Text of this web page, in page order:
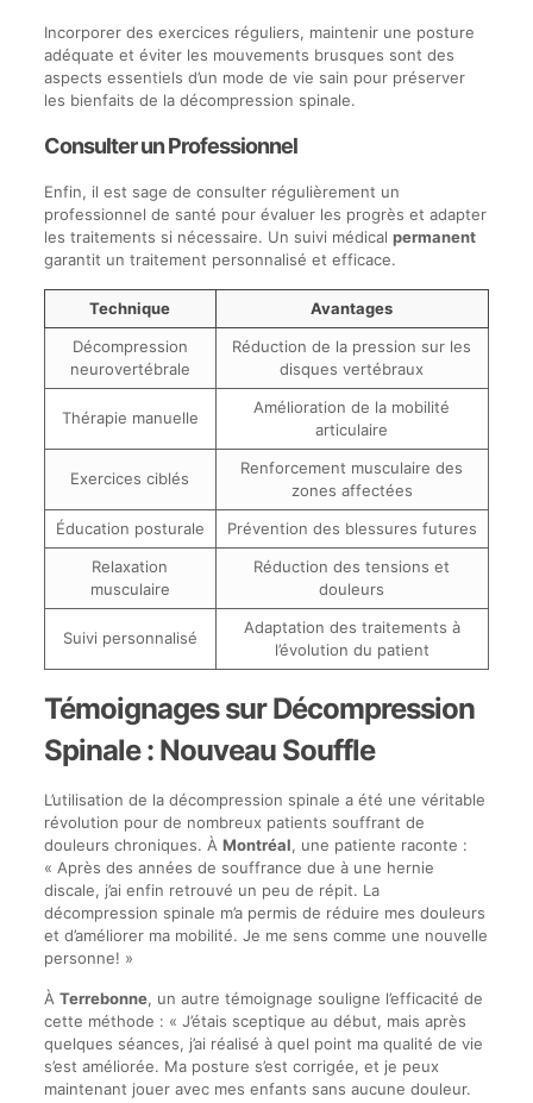
Incorporer des exercices réguliers, maintenir une posture
adéquate et éviter les mouvements brusques sont des
aspects essentiels d’un mode de vie sain pour préserver
les bienfaits de la décompression spinale.
Consulter un Professionnel
Enfin, il est sage de consulter régulièrement un
professionnel de santé pour évaluer les progrès et adapter
les traitements si nécessaire. Un suivi médical permanent
garantit un traitement personnalisé et efficace.
Technique
Avantages
Décompression
neurovertébrale
Réduction de la pression sur les
disques vertébraux
Thérapie manuelle
Amélioration de la mobilité
articulaire
Exercices ciblés
Renforcement musculaire des
zones affectées
Éducation posturale
Prévention des blessures futures
Relaxation
musculaire
Réduction des tensions et
douleurs
Suivi personnalisé
Adaptation des traitements à
l’évolution du patient
Témoignages sur Décompression
Spinale : Nouveau Souffle
L’utilisation de la décompression spinale a été une véritable
révolution pour de nombreux patients souffrant de
douleurs chroniques. À Montréal, une patiente raconte :
« Après des années de souffrance due à une hernie
discale, j’ai enfin retrouvé un peu de répit. La
décompression spinale m’a permis de réduire mes douleurs
et d’améliorer ma mobilité. Je me sens comme une nouvelle
personne! »
À Terrebonne, un autre témoignage souligne l’efficacité de
cette méthode : « J’étais sceptique au début, mais après
quelques séances, j’ai réalisé à quel point ma qualité de vie
s’est améliorée. Ma posture s’est corrigée, et je peux
maintenant jouer avec mes enfants sans aucune douleur.